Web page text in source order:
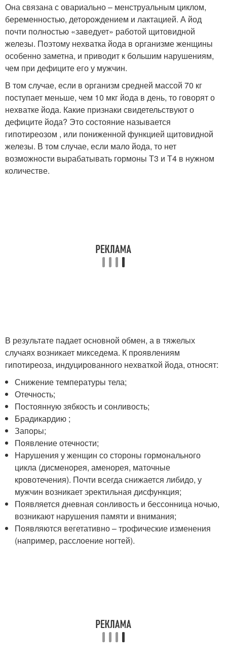
Она связана с овариально – менструальным циклом,
беременностью, деторождением и лактацией. А йод
почти полностью «заведует» работой щитовидной
железы. Поэтому нехватка йода в организме женщины
особенно заметна, и приводит к большим нарушениям,
чем при дефиците его у мужчин.
В том случае, если в организм средней массой 70 кг
поступает меньше, чем 10 мкг йода в день, то говорят о
нехватке йода. Какие признаки свидетельствуют о
дефиците йода? Это состояние называется
гипотиреозом , или пониженной функцией щитовидной
железы. В том случае, если мало йода, то нет
возможности вырабатывать гормоны Т3 и Т4 в нужном
количестве.
В результате падает основной обмен, а в тяжелых
случаях возникает микседема. К проявлениям
гипотиреоза, индуцированного нехваткой йода, относят:
Снижение температуры тела;
Отечность;
Постоянную зябкость и сонливость;
Брадикардию ;
Запоры;
Появление отечности;
Нарушения у женщин со стороны гормонального
цикла (дисменорея, аменорея, маточные
кровотечения). Почти всегда снижается либидо, у
мужчин возникает эректильная дисфункция;
Появляется дневная сонливость и бессонница ночью,
возникают нарушения памяти и внимания;
Появляются вегетативно – трофические изменения
(например, расслоение ногтей).